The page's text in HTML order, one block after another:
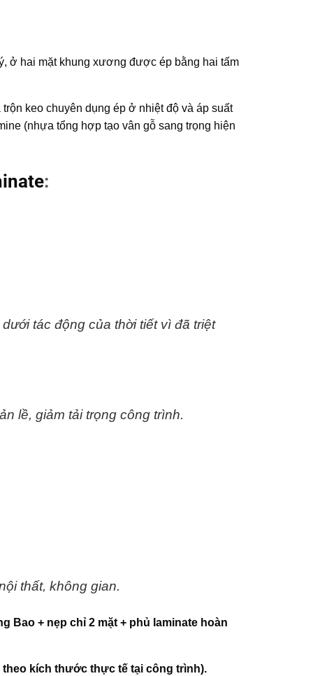
ở hai mặt khung xương được ép bằng hai tấm
keo chuyên dụng ép ở nhiệt độ và áp suất
(nhựa tổng hợp tạo vân gỗ sang trọng hiện
:
tác động của thời tiết vì đã triệt
lề, giảm tải trọng công trình.
thất, không gian.
Bao + nẹp chỉ 2 mặt + phủ laminate hoàn
theo kích thước thực tế tại công trình).